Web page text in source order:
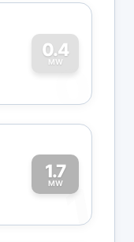
0.4
MW
0
1.7
MW1